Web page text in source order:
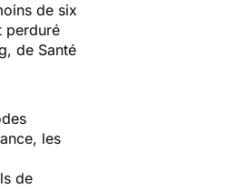
de six
perduré
de Santé
les
de